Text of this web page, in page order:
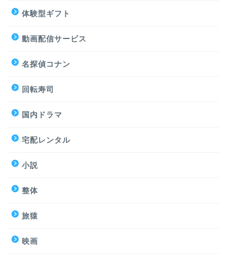
体験型ギフト
動画配信サービス
名探偵コナン
回転寿司
国内ドラマ
宅配レンタル
小説
整体
旅猿
映画